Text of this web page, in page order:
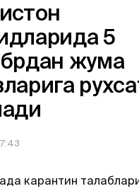
5
жума
карантин